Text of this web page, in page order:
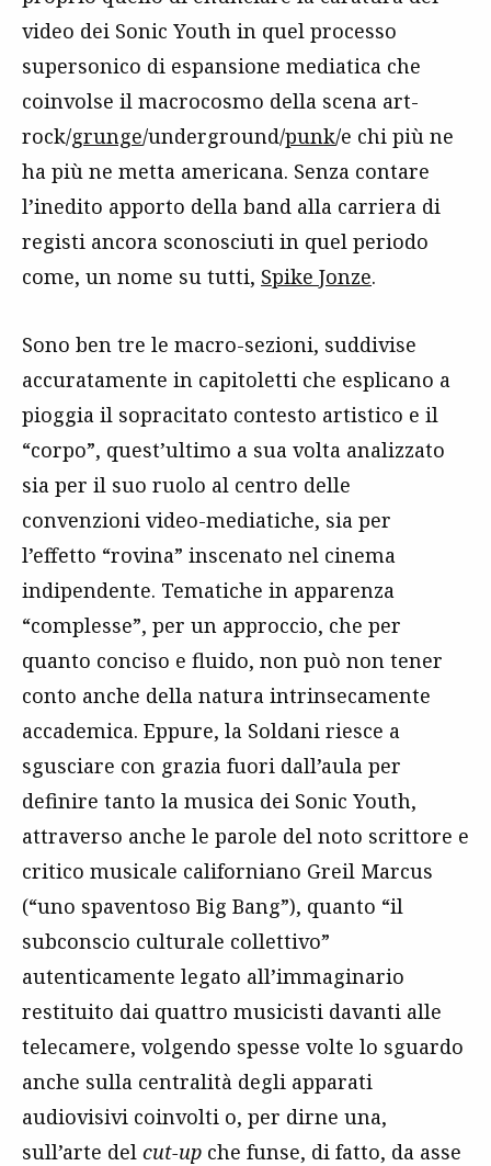
video dei Sonic Youth in quel processo
supersonico di espansione mediatica che
coinvolse il macrocosmo della scena art-
rock/grunge/underground/punk/e chi più ne
ha più ne metta americana. Senza contare
l’inedito apporto della band alla carriera di
registi ancora sconosciuti in quel periodo
come, un nome su tutti, Spike Jonze.
Sono ben tre le macro-sezioni, suddivise
accuratamente in capitoletti che esplicano a
pioggia il sopracitato contesto artistico e il
“corpo”, quest’ultimo a sua volta analizzato
sia per il suo ruolo al centro delle
convenzioni video-mediatiche, sia per
l’effetto “rovina” inscenato nel cinema
indipendente. Tematiche in apparenza
“complesse”, per un approccio, che per
quanto conciso e fluido, non può non tener
conto anche della natura intrinsecamente
accademica. Eppure, la Soldani riesce a
sgusciare con grazia fuori dall’aula per
definire tanto la musica dei Sonic Youth,
attraverso anche le parole del noto scrittore e
critico musicale californiano Greil Marcus
(“uno spaventoso Big Bang”), quanto “il
subconscio culturale collettivo”
autenticamente legato all’immaginario
restituito dai quattro musicisti davanti alle
telecamere, volgendo spesse volte lo sguardo
anche sulla centralità degli apparati
audiovisivi coinvolti o, per dirne una,
sull’arte del cut-up che funse, di fatto, da asse